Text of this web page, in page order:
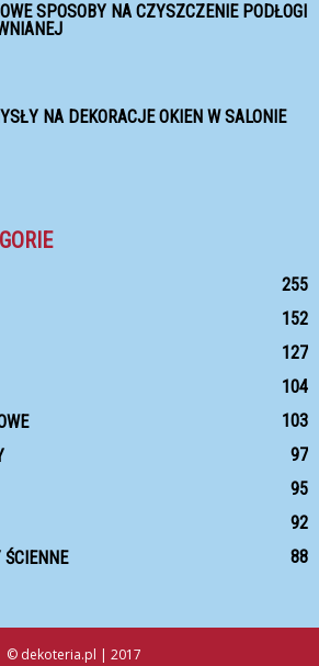
SPOSOBY NA CZYSZCZENIE PODŁOGI
NA DEKORACJE OKIEN W SALONIE
255
152
127
104
103
97
95
92
88
© dekoteria.pl | 2017